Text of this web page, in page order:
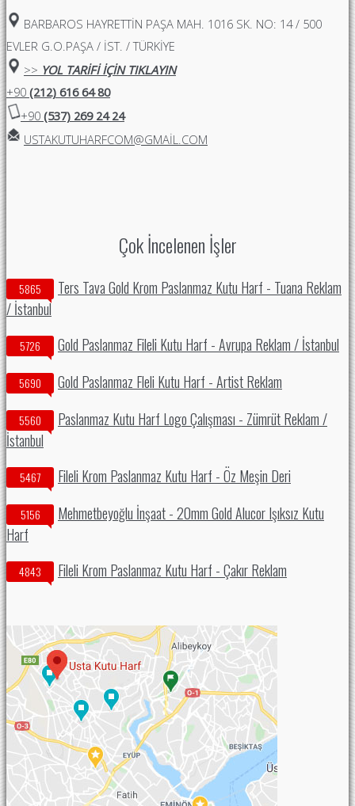
BARBAROS HAYRETTIN PAŞA MAH. 1016 SK. NO: 14 / 500
EVLER G.O.PAŞA / İST. / TÜRKİYE
>> YOL TARİFİ İÇİN TIKLAYIN
+90 (212) 616 64 80
+90 (537) 269 24 24
USTAKUTUHARFCOM@GMAIL.COM
Çok İncelenen İşler
5865
Ters Tava Gold Krom Paslanmaz Kutu Harf - Tuana Reklam
/ İstanbul
5726 Gold Paslanmaz Fileli Kutu Harf - Avrupa Reklam / İstanbul
5690 Gold Paslanmaz Fleli Kutu Harf - Artist Reklam
5560
Paslanmaz Kutu Harf Logo Çalışması - Zümrüt Reklam /
İstanbul
5467 Fileli Krom Paslanmaz Kutu Harf - Öz Meşin Deri
5156
Mehmetbeyoğlu İnşaat - 20mm Gold Alucor Işıksız Kutu
Harf
4843 Fileli Krom Paslanmaz Kutu Harf - Çakır Reklam